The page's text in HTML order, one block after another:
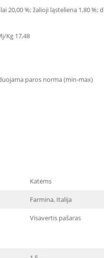
20,00 %; žalioji ląsteliena 1,80 %;
Kg 17,48
paros norma (min-max)
Katėms
Farmina, Italija
Visavertis pašaras